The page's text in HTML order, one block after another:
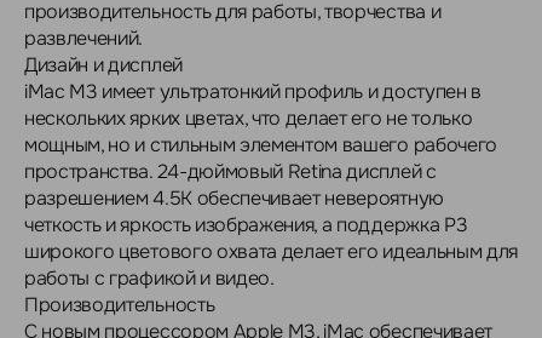
производительность для работы, творчества и
развлечений.
Дизайн и дисплей
iMac M3 имеет ультратонкий профиль и доступен в
нескольких ярких цветах, что делает его не только
мощным, но и стильным элементом вашего рабочего
пространства. 24-дюймовый Retina дисплей с
разрешением 4.5K обеспечивает невероятную
четкость и яркость изображения, а поддержка P3
широкого цветового охвата делает его идеальным для
работы с графикой и видео.
Производительность
С новым процессором Apple M3, iMac обеспечивает